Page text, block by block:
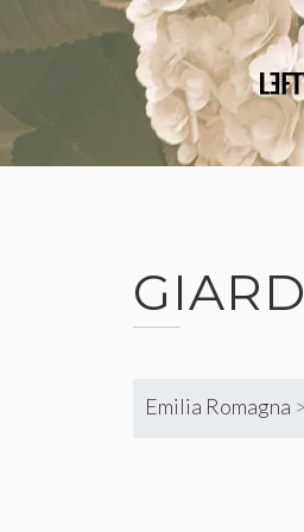
to
Emilia Romagna >